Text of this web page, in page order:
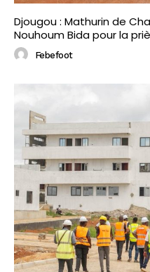
Djougou : Mathurin de
Nouhoum Bida pour la
Febefoot